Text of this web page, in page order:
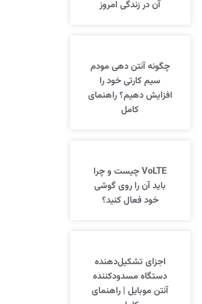
آن در زندگی امروز
چگونه آنتن دهی مودم
سیم کارتی خود را
افزایش دهیم؟ راهنمای
کامل
VoLTE چیست و چرا
باید آن را روی گوشی
خود فعال کنید؟
اجزای تشکیل‌دهنده
دستگاه مسدودکننده
آنتن موبایل | راهنمای